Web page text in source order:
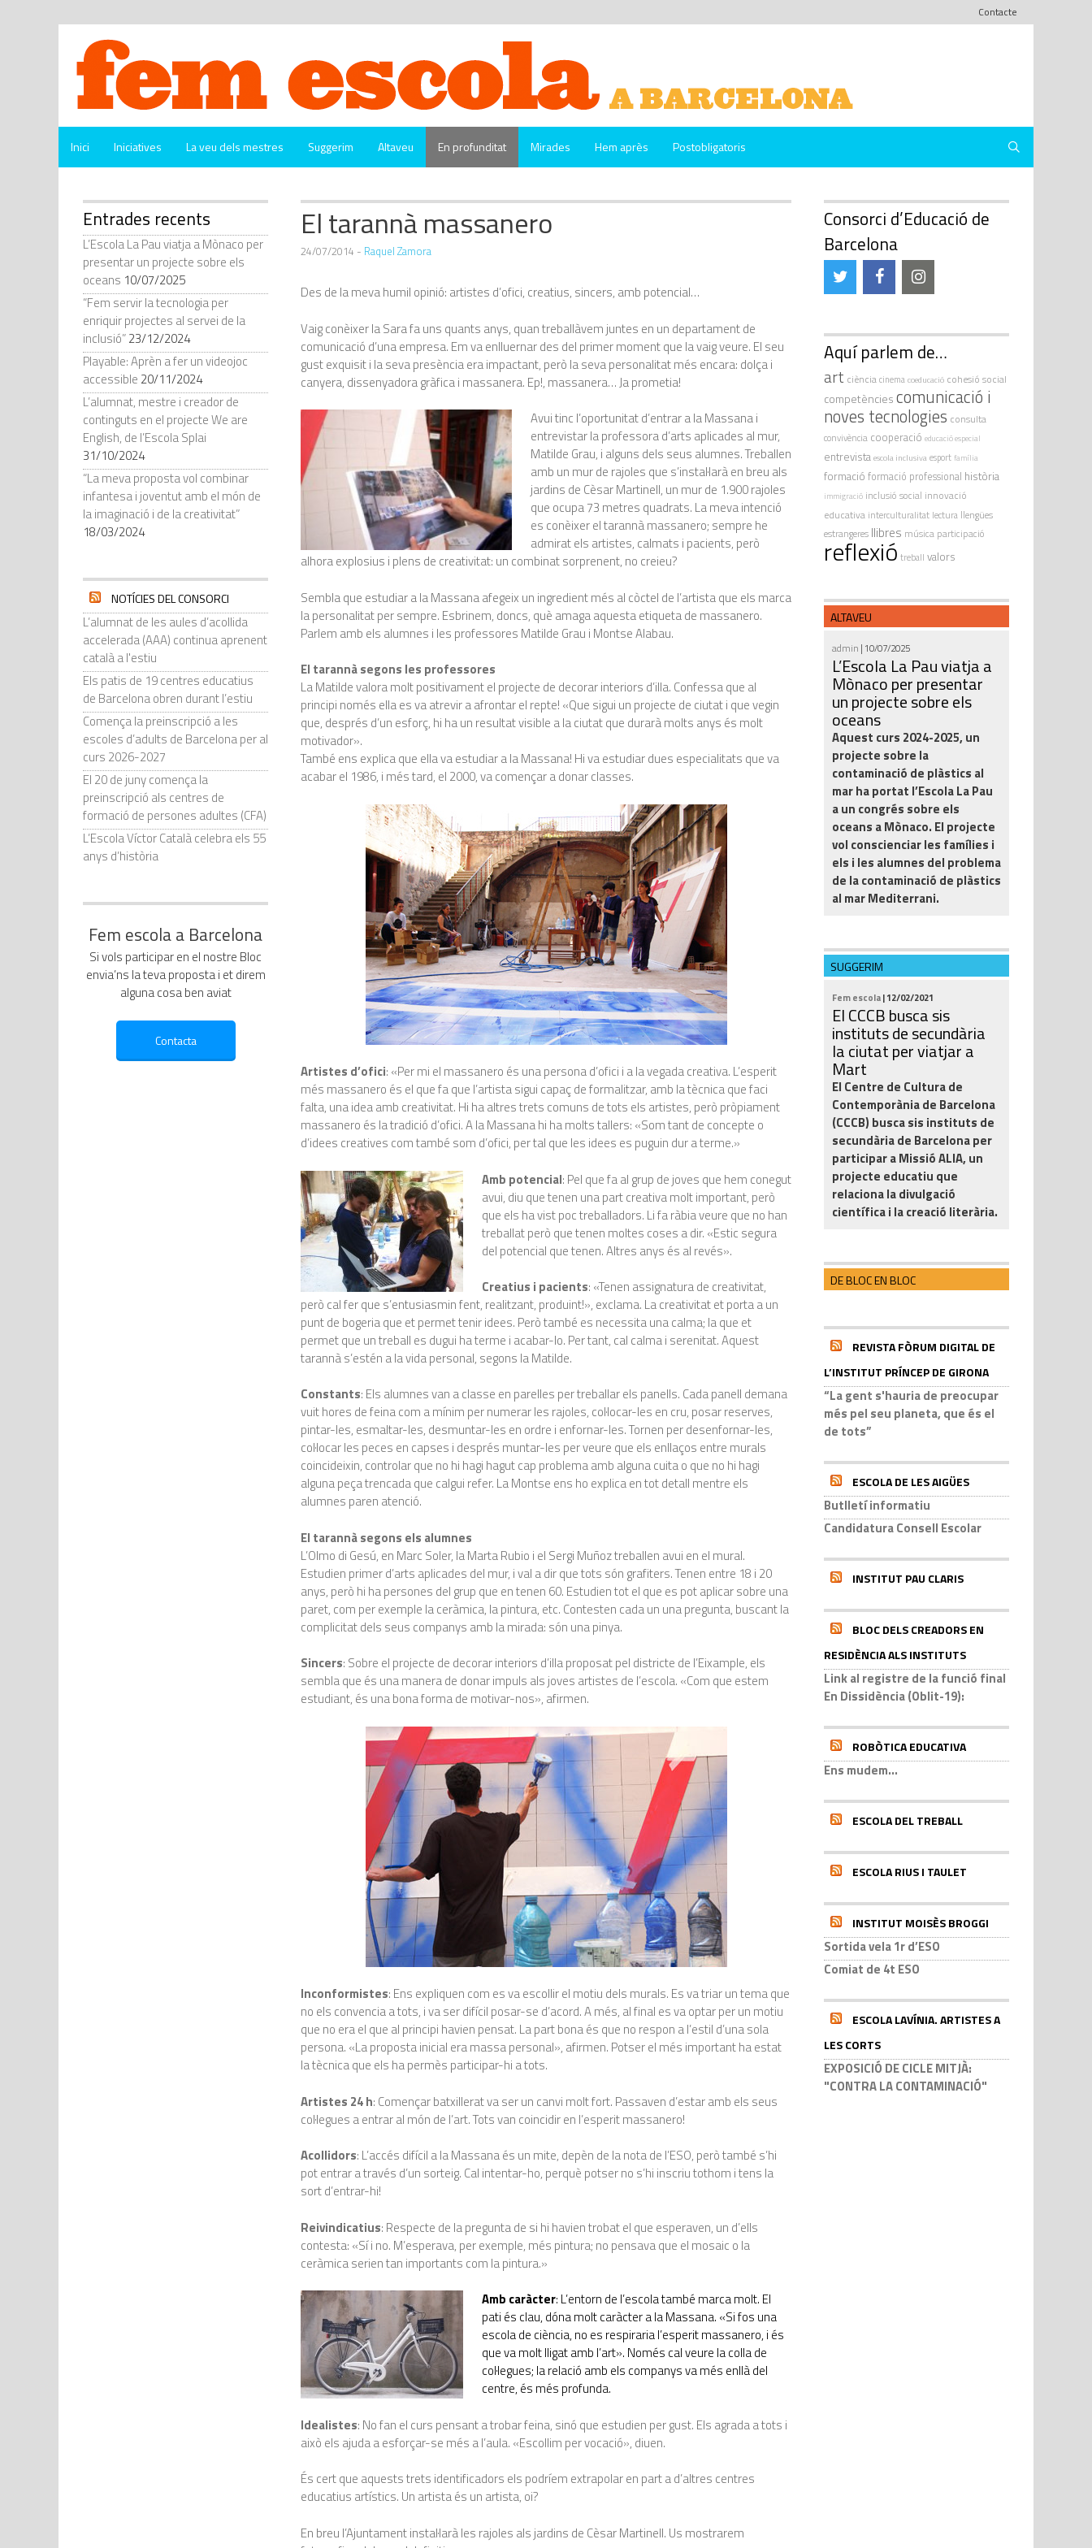
Contacte
Inici Iniciatives La veu dels mestres Suggerim Altaveu En profunditat Mirades Hem après Postobligatoris
El tarannà massanero
24/07/2014 - Raquel Zamora
Des de la meva humil opinió: artistes d’ofici, creatius, sincers, amb potencial…
Vaig conèixer la Sara fa uns quants anys, quan treballàvem juntes en un departament de
comunicació d’una empresa. Em va enlluernar des del primer moment que la vaig veure. El seu
gust exquisit i la seva presència era impactant, però la seva personalitat més encara: dolça i
canyera, dissenyadora gràfica i massanera. Ep!, massanera… Ja prometia!
Avui tinc l’oportunitat d’entrar a la Massana i
entrevistar la professora d’arts aplicades al mur,
Matilde Grau, i alguns dels seus alumnes. Treballen
amb un mur de rajoles que s’instal·larà en breu als
jardins de Cèsar Martinell, un mur de 1.900 rajoles
que ocupa 73 metres quadrats. La meva intenció
es conèixer el tarannà massanero; sempre he
admirat els artistes, calmats i pacients, però
alhora explosius i plens de creativitat: un combinat sorprenent, no creieu?
Sembla que estudiar a la Massana afegeix un ingredient més al còctel de l’artista que els marca
la personalitat per sempre. Esbrinem, doncs, què amaga aquesta etiqueta de massanero.
Parlem amb els alumnes i les professores Matilde Grau i Montse Alabau.
El tarannà segons les professores
La Matilde valora molt positivament el projecte de decorar interiors d’illa. Confessa que al
principi només ella es va atrevir a afrontar el repte! «Que sigui un projecte de ciutat i que vegin
que, després d’un esforç, hi ha un resultat visible a la ciutat que durarà molts anys és molt
motivador».
També ens explica que ella va estudiar a la Massana! Hi va estudiar dues especialitats que va
acabar el 1986, i més tard, el 2000, va començar a donar classes.
Artistes d’ofici: «Per mi el massanero és una persona d’ofici i a la vegada creativa. L’esperit
més massanero és el que fa que l’artista sigui capaç de formalitzar, amb la tècnica que faci
falta, una idea amb creativitat. Hi ha altres trets comuns de tots els artistes, però pròpiament
massanero és la tradició d’ofici. A la Massana hi ha molts tallers: «Som tant de concepte o
d’idees creatives com també som d’ofici, per tal que les idees es puguin dur a terme.»
Amb potencial: Pel que fa al grup de joves que hem conegut
avui, diu que tenen una part creativa molt important, però
que els ha vist poc treballadors. Li fa ràbia veure que no han
treballat però que tenen moltes coses a dir. «Estic segura
del potencial que tenen. Altres anys és al revés».
Creatius i pacients: «Tenen assignatura de creativitat,
però cal fer que s’entusiasmin fent, realitzant, produint!», exclama. La creativitat et porta a un
punt de bogeria que et permet tenir idees. Però també es necessita una calma; la que et
permet que un treball es dugui ha terme i acabar-lo. Per tant, cal calma i serenitat. Aquest
tarannà s’estén a la vida personal, segons la Matilde.
Constants: Els alumnes van a classe en parelles per treballar els panells. Cada panell demana
vuit hores de feina com a mínim per numerar les rajoles, col·locar-les en cru, posar reserves,
pintar-les, esmaltar-les, desmuntar-les en ordre i enfornar-les. Tornen per desenfornar-les,
col·locar les peces en capses i després muntar-les per veure que els enllaços entre murals
coincideixin, controlar que no hi hagi hagut cap problema amb alguna cuita o que no hi hagi
alguna peça trencada que calgui refer. La Montse ens ho explica en tot detall mentre els
alumnes paren atenció.
El tarannà segons els alumnes
L’Olmo di Gesú, en Marc Soler, la Marta Rubio i el Sergi Muñoz treballen avui en el mural.
Estudien primer d’arts aplicades del mur, i val a dir que tots són grafiters. Tenen entre 18 i 20
anys, però hi ha persones del grup que en tenen 60. Estudien tot el que es pot aplicar sobre una
paret, com per exemple la ceràmica, la pintura, etc. Contesten cada un una pregunta, buscant la
complicitat dels seus companys amb la mirada: són una pinya.
Sincers: Sobre el projecte de decorar interiors d’illa proposat pel districte de l’Eixample, els
sembla que és una manera de donar impuls als joves artistes de l’escola. «Com que estem
estudiant, és una bona forma de motivar-nos», afirmen.
Inconformistes: Ens expliquen com es va escollir el motiu dels murals. Es va triar un tema que
no els convencia a tots, i va ser difícil posar-se d’acord. A més, al final es va optar per un motiu
que no era el que al principi havien pensat. La part bona és que no respon a l’estil d’una sola
persona. «La proposta inicial era massa personal», afirmen. Potser el més important ha estat
la tècnica que els ha permès participar-hi a tots.
Artistes 24 h: Començar batxillerat va ser un canvi molt fort. Passaven d’estar amb els seus
col·legues a entrar al món de l’art. Tots van coincidir en l’esperit massanero!
Acollidors: L’accés difícil a la Massana és un mite, depèn de la nota de l’ESO, però també s’hi
pot entrar a través d’un sorteig. Cal intentar-ho, perquè potser no s’hi inscriu tothom i tens la
sort d’entrar-hi!
Reivindicatius: Respecte de la pregunta de si hi havien trobat el que esperaven, un d’ells
contesta: «Sí i no. M’esperava, per exemple, més pintura; no pensava que el mosaic o la
ceràmica serien tan importants com la pintura.»
Amb caràcter: L’entorn de l’escola també marca molt. El
pati és clau, dóna molt caràcter a la Massana. «Si fos una
escola de ciència, no es respiraria l’esperit massanero, i és
que va molt lligat amb l’art». Només cal veure la colla de
col·legues; la relació amb els companys va més enllà del
centre, és més profunda.
Idealistes: No fan el curs pensant a trobar feina, sinó que estudien per gust. Els agrada a tots i
això els ajuda a esforçar-se més a l’aula. «Escollim per vocació», diuen.
És cert que aquests trets identificadors els podríem extrapolar en part a d’altres centres
educatius artístics. Un artista és un artista, oi?
En breu l’Ajuntament instal·larà les rajoles als jardins de Cèsar Martinell. Us mostrarem
Entrades recents
L’Escola La Pau viatja a Mònaco per
presentar un projecte sobre els
oceans 10/07/2025
“Fem servir la tecnologia per
enriquir projectes al servei de la
inclusió”23/12/2024
Playable: Aprèn a fer un videojoc
accessible 20/11/2024
L’alumnat, mestre i creador de
continguts en el projecte We are
English, de l’Escola Splai
31/10/2024
“La meva proposta vol combinar
infantesa i joventut amb el món de
la imaginació i de la creativitat”
18/03/2024
NOTÍCIES DEL CONSORCI
L’alumnat de les aules d’acollida
accelerada (AAA) continua aprenent
català a l'estiu
Els patis de 19 centres educatius
de Barcelona obren durant l’estiu
Comença la preinscripció a les
escoles d’adults de Barcelona per al
curs 2026-2027
El 20 de juny comença la
preinscripció als centres de
formació de persones adultes (CFA)
L’Escola Víctor Català celebra els 55
anys d’història
Fem escola a Barcelona
Si vols participar en el nostre Bloc
envia’ns la teva proposta i et direm
alguna cosa ben aviat
Consorci d’Educació de
Barcelona
Aquí parlem de…
art ciènciacinemacoeducació cohesió social
competènciescomunicació i
noves tecnologies consulta
convivència cooperació educació especial
entrevistaescola inclusivaesport família
formació formació professional història
immigració inclusió social innovació
educativa interculturalitat lectura llengües
estrangeres llibres música participació
reflexió treball valors
ALTAVEU
admin | 10/07/2025
L’Escola La Pau viatja a
Mònaco per presentar
un projecte sobre els
oceans
Aquest curs 2024-2025, un
projecte sobre la
contaminació de plàstics al
mar ha portat l’Escola La Pau
a un congrés sobre els
oceans a Mònaco. El projecte
vol conscienciar les famílies i
els i les alumnes del problema
de la contaminació de plàstics
al mar Mediterrani.
SUGGERIM
Fem escola| 12/02/2021
El CCCB busca sis
instituts de secundària
la ciutat per viatjar a
Mart
El Centre de Cultura de
Contemporània de Barcelona
(CCCB) busca sis instituts de
secundària de Barcelona per
participar a Missió ALIA, un
projecte educatiu que
relaciona la divulgació
científica i la creació literària.
DE BLOC EN BLOC
REVISTA FÒRUM DIGITAL DE
L’INSTITUT PRÍNCEP DE GIRONA
“La gent s'hauria de preocupar
més pel seu planeta, que és el
de tots”
ESCOLA DE LES AIGÜES
Butlletí informatiu
Candidatura Consell Escolar
INSTITUT PAU CLARIS
BLOC DELS CREADORS EN
RESIDÈNCIA ALS INSTITUTS
Link al registre de la funció final
En Dissidència (Oblit-19):
ROBÒTICA EDUCATIVA
Ens mudem...
ESCOLA DEL TREBALL
ESCOLA RIUS I TAULET
INSTITUT MOISÈS BROGGI
Sortida vela 1r d’ESO
Comiat de 4t ESO
ESCOLA LAVÍNIA. ARTISTES A
LES CORTS
EXPOSICIÓ DE CICLE MITJÀ:
"CONTRA LA CONTAMINACIÓ"